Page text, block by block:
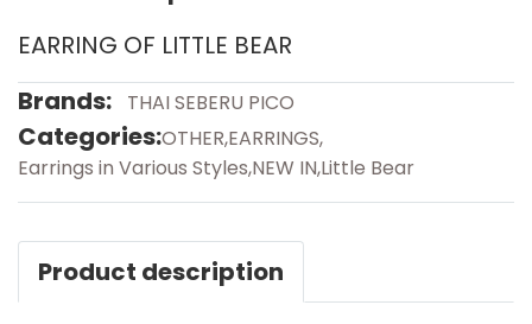
EARRING OF LITTLE BEAR
Brands:
THAI SEBERU PICO
Categories:OTHER,EARRINGS,
Earrings in Various Styles,NEW IN,Little Bear
Product description